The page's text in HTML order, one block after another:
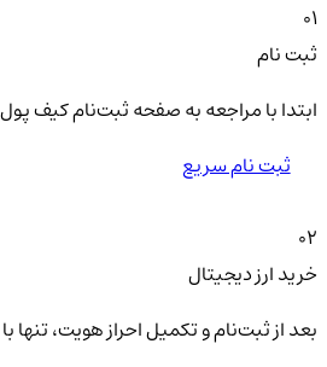
01
ثبت نام
ابتدا با مراجعه به صفحه ثبت‌نام کیف‌
ثبت نام سریع
02
خرید ارز دیجیتال
بعد از ثبت‌نام و تکمیل احراز هویت،